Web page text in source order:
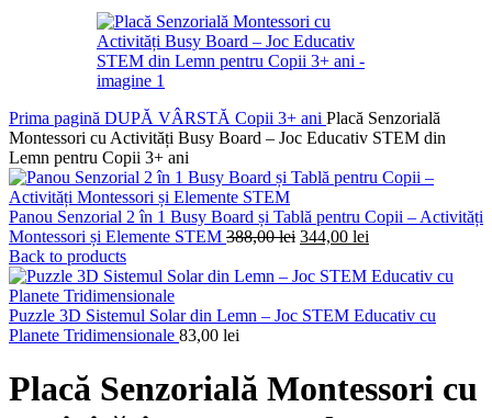
Prima pagină DUPĂ VÂRSTĂ Copii 3+ ani Placă Senzorială
Montessori cu Activități Busy Board – Joc Educativ STEM din
Lemn pentru Copii 3+ ani
Panou Senzorial 2 în 1 Busy Board și Tablă pentru Copii – Activități
Montessori și Elemente STEM 388,00lei Prețul
a
388,00 lei.
344,00 lei
este:
Back to products
Puzzle 3D Sistemul Solar din Lemn – Joc STEM Educativ cu
Planete Tridimensionale 83,00 lei
Placă Senzorială Montessori cu